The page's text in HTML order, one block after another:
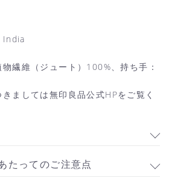
India
繊維（ジュート）100%、持ち手：
ましては無印良品公式HPをご覧く
たってのご注意点